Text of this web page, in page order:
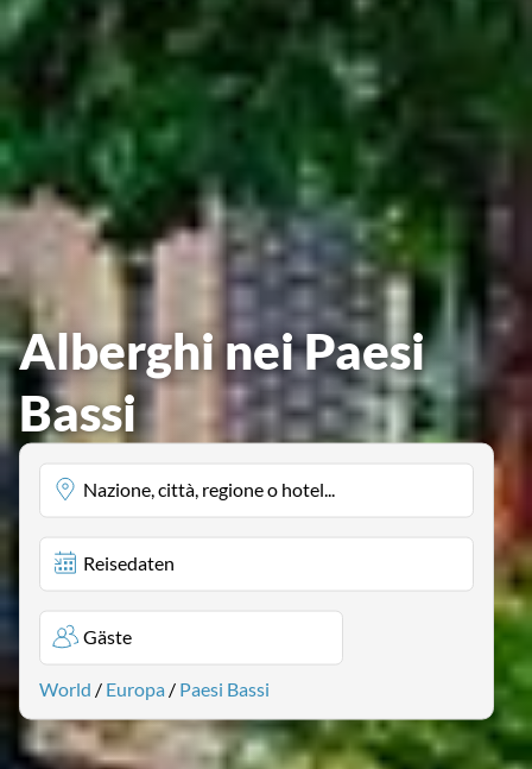
Alberghi nei Paesi
Bassi
Nazione, città, regione o hotel...
Reisedaten
Gäste
World / Europa / Paesi Bassi